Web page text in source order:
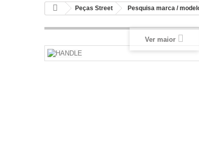
Peças Street Pesquisa marca /
Ver maior